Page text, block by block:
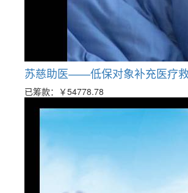
苏慈助医——低保对象补充医疗
已筹款： ￥54778.78